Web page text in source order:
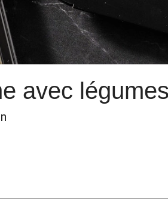
avec